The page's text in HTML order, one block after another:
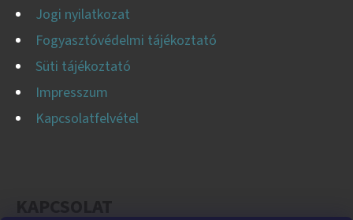
Jogi nyilatkozat
Fogyasztóvédelmi tájékoztató
Süti tájékoztató
Impresszum
Kapcsolatfelvétel